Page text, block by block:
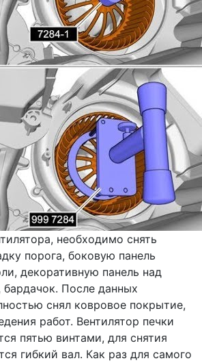
необходимо снять
порога, боковую панель
декоративную панель над
После данных
снял ковровое покрытие,
работ. Вентилятор печки
пятью винтами, для снятия
гибкий вал. Как раз для самого